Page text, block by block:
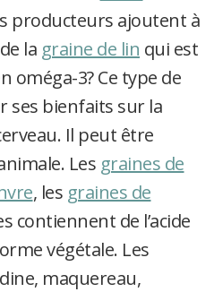
producteurs ajoutent à
la graine de lin qui est
oméga-3? Ce type de
ses bienfaits sur la
Il peut être
Les graines de
, les graines de
contiennent de l’acide
végétale. Les
maquereau,